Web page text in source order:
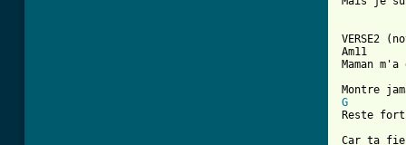
VERSE2
Am11
Maman
G
Reste